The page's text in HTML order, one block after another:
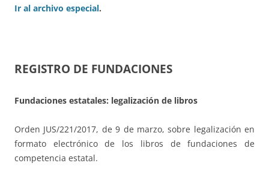
Ir al archivo especial.
REGISTRO DE FUNDACIONES
Fundaciones estatales: legalización de libros
Orden JUS/221/2017, de 9 de marzo, sobre legalización en
formato electrónico de los libros de fundaciones de
competencia estatal.